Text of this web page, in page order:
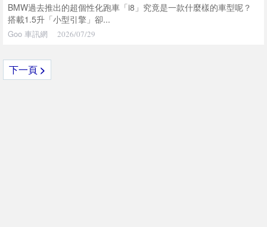
BMW過去推出的超個性化跑車「i8」究竟是一款什麼樣的車型呢？
搭載1.5升「小型引擎」卻...
Goo 車訊網 2026/07/29
下一頁 >